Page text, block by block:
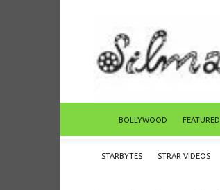
BOLLYWOOD FEATURED
STARBYTES STRAR VIDEOS